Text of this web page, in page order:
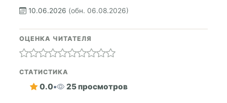
10.06.2026 (обн. 06.08.2026)
ОЦЕНКА ЧИТАТЕЛЯ
СТАТИСТИКА
0.0• 25 просмотров